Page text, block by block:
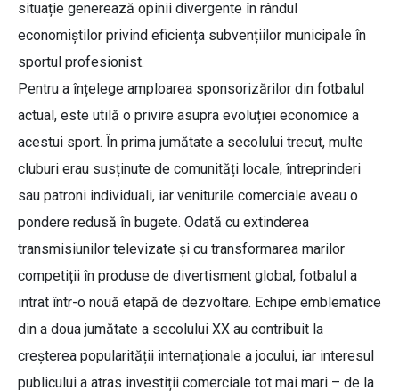
situație generează opinii divergente în rândul
economiștilor privind eficiența subvențiilor municipale în
sportul profesionist.
Pentru a înțelege amploarea sponsorizărilor din fotbalul
actual, este utilă o privire asupra evoluției economice a
acestui sport. În prima jumătate a secolului trecut, multe
cluburi erau susținute de comunități locale, întreprinderi
sau patroni individuali, iar veniturile comerciale aveau o
pondere redusă în bugete. Odată cu extinderea
transmisiunilor televizate și cu transformarea marilor
competiții în produse de divertisment global, fotbalul a
intrat într-o nouă etapă de dezvoltare. Echipe emblematice
din a doua jumătate a secolului XX au contribuit la
creșterea popularității internaționale a jocului, iar interesul
publicului a atras investiții comerciale tot mai mari – de la